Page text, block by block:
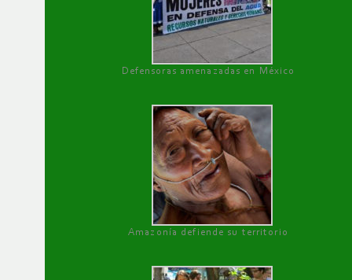
Defensoras amenazadas en México
Amazonía defiende su territorio